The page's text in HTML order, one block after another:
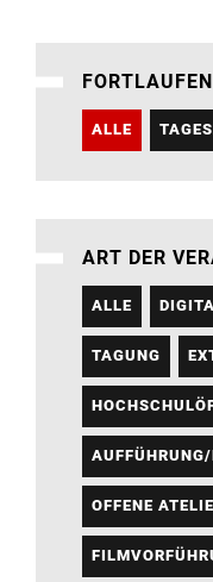
ALLE
ART DER
ALLE
TAGUNG
OFFENE